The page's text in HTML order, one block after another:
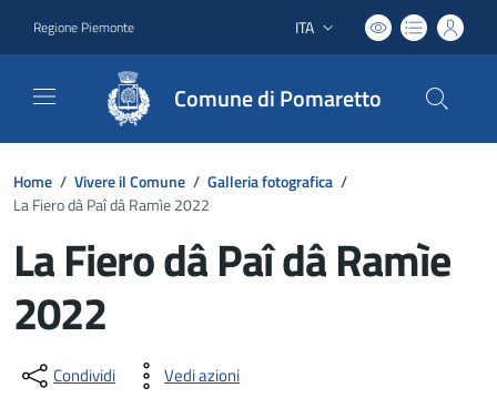
Regione Piemonte Lingua attiva:
ITA
Comune di Pomaretto
Home / Vivere il Comune / Galleria fotografica /
La Fiero dâ Paî dâ Ramìe 2022
La Fiero dâ Paî dâ Ramìe
2022
Dettagli del documento
Condividi Vedi azioni